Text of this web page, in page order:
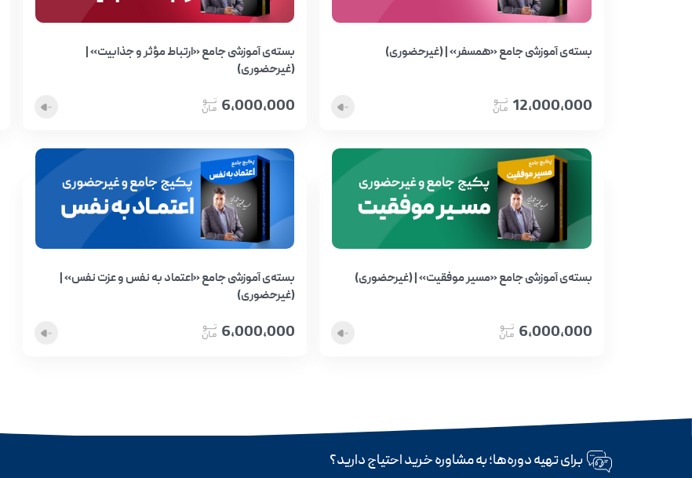
بسته‌ی آموزشی جامع «همسفر» | (غیرحضوری)
12,000,000
بسته‌ی آموزشی جامع «ارتباط مؤثر و جذابیت» |
(غیرحضوری)
6,000,000
بسته‌ی آموزشی جامع «مسیر موفقیت» | (غیرحضوری)
6,000,000
بسته‌ی آموزشی جامع «اعتماد به نفس و عزت نفس» |
(غیرحضوری)
6,000,000
برای تهیه دوره‌ها؛ به مشاوره خرید احتیاج دارید؟